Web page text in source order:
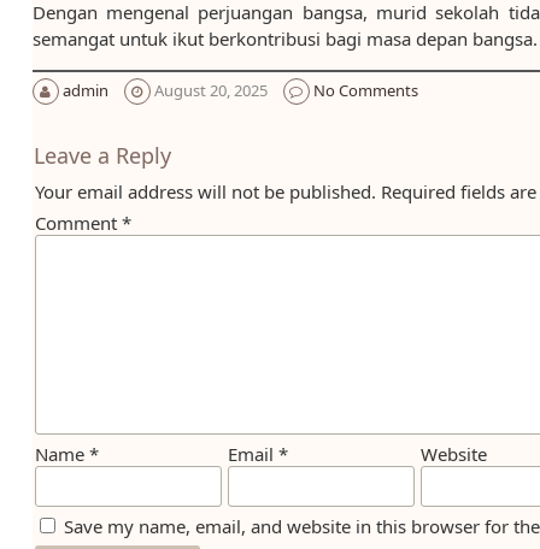
Dengan mengenal perjuangan bangsa, murid sekolah
semangat untuk ikut berkontribusi bagi masa depan bangsa.
admin August 20, 2025 No Comments
Leave a Reply
Your email address will not be published. Required fields
Comment *
Name * Email * Website
Save my name, email, and website in this browser for